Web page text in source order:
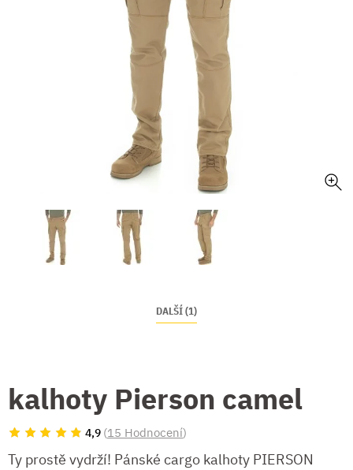
DALŠÍ (1)
kalhoty Pierson camel
4,9 (15 Hodnocení)
Ty prostě vydrží! Pánské cargo kalhoty PIERSON